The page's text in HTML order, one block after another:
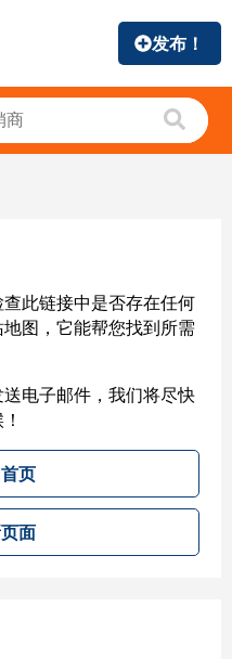
发布！
此链接中是否存在任何
图，它能帮您找到所需
电子邮件，我们将尽快
页
面